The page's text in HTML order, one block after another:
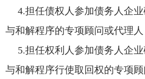
4.担任债权人参加债务人企业
与和解程序的专项顾问或代理人
5.担任权利人参加债务人企业
与和解程序行使取回权的专项顾